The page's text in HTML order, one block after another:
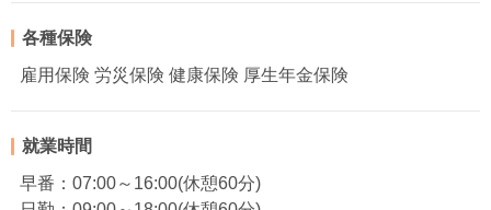
各種保険
雇用保険 労災保険 健康保険 厚生年金保険
就業時間
早番：07:00～16:00(休憩60分)